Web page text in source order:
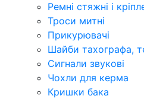
Ремні стяжні і
Троси митні
Прикурювачі
Шайби тахографа,
Сигнали звукові
Чохли для керма
Кришки бака